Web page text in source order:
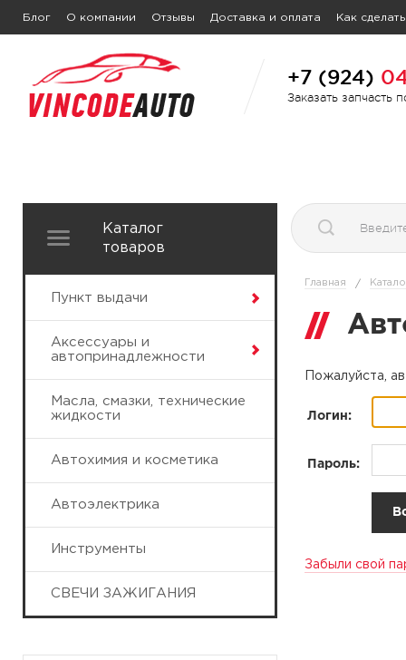
Блог О компании Отзывы Доставка и оплата Как
+7 (924)
Заказать запчасть
Каталог
товаров
Пункт выдачи
Аксессуары и
автопринадлежности
Масла, смазки, технические
жидкости
Автохимия и косметика
Автоэлектрика
Инструменты
СВЕЧИ ЗАЖИГАНИЯ
Главная /
Пожалуйста,
Логин:
Пароль:
Забыли свой